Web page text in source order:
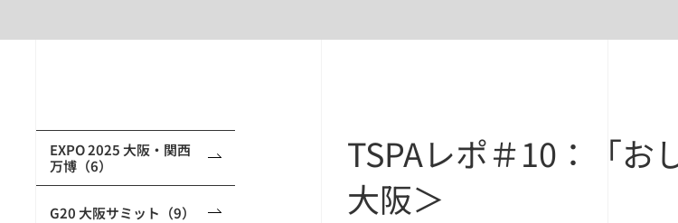
EXPO 2025 大阪・関西
万博（6）
G20 大阪サミット（9）
TSPAレポ＃10：「お
大阪＞